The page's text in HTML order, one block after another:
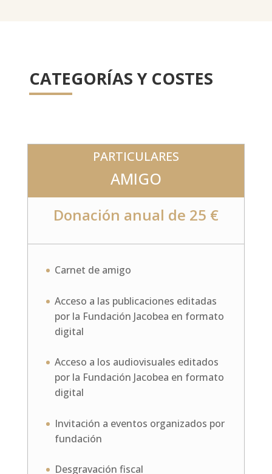
CATEGORÍAS Y COSTES
PARTICULARES
AMIGO
Donación anual de 25 €
Carnet de amigo
Acceso a las publicaciones editadas
por la Fundación Jacobea en formato
digital
Acceso a los audiovisuales editados
por la Fundación Jacobea en formato
digital
Invitación a eventos organizados por
fundación
Desgravación fiscal